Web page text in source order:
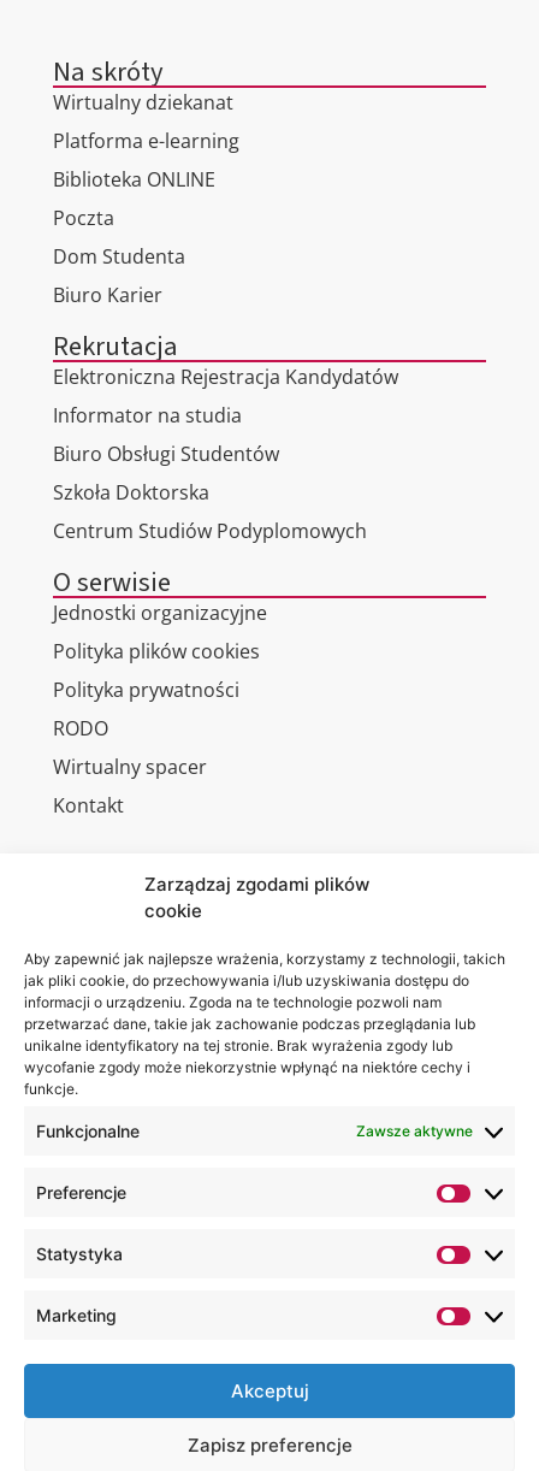
Zarządzaj zgodami plików
cookie
Aby zapewnić jak najlepsze wrażenia, korzystamy z technologii, takich
jak pliki cookie, do przechowywania i/lub uzyskiwania dostępu do
informacji o urządzeniu. Zgoda na te technologie pozwoli nam
przetwarzać dane, takie jak zachowanie podczas przeglądania lub
unikalne identyfikatory na tej stronie. Brak wyrażenia zgody lub
wycofanie zgody może niekorzystnie wpłynąć na niektóre cechy i
funkcje.
Funkcjonalne Zawsze aktywne
Preferencje
Statystyka
Marketing
Akceptuj
Zapisz preferencje
Na skróty
Wirtualny dziekanat
Platforma e-learning
Biblioteka ONLINE
Poczta
Dom Studenta
Biuro Karier
Rekrutacja
Elektroniczna Rejestracja Kandydatów
Informator na studia
Biuro Obsługi Studentów
Szkoła Doktorska
Centrum Studiów Podyplomowych
O serwisie
Jednostki organizacyjne
Polityka plików cookies
Polityka prywatności
RODO
Wirtualny spacer
Kontakt
Akademia
WSEI
ul.
Projektowa
4
Wszelkie Prawa Zastrzeżone, Lubelska